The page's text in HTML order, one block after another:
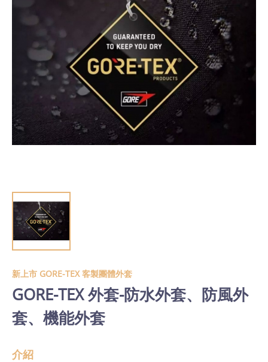
新上市 GORE-TEX 客製團體外套
GORE-TEX 外套-防水外套、防風外
套、機能外套
介紹